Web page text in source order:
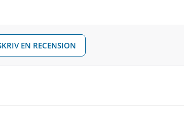
EN RECENSION